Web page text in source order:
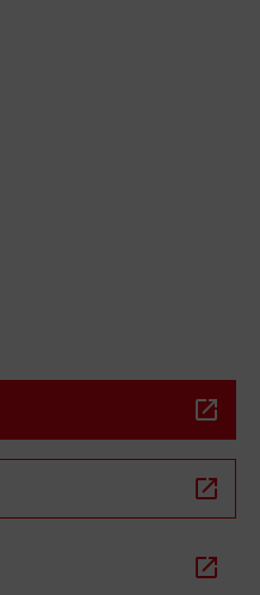
ABRE EN NUEVA VENTANA